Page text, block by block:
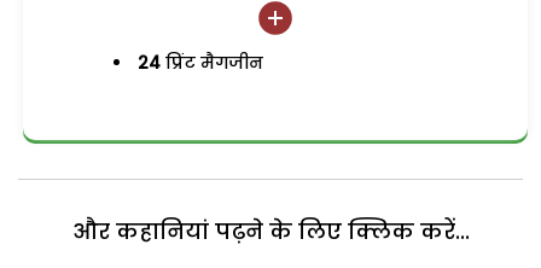
24 प्रिंट मैगजीन
और कहानियां पढ़ने के लिए क्लिक करें...